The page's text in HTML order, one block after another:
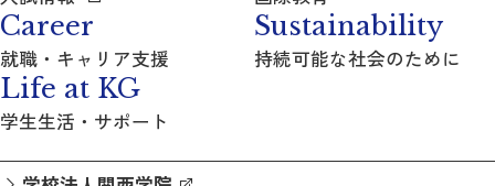
Career
就職・キャリア支援
Sustainability
持続可能な社会のために
Life at KG
学生生活・サポート